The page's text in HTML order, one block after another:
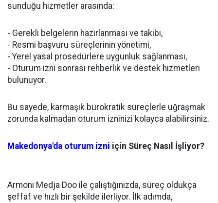
sunduğu hizmetler arasında:
- Gerekli belgelerin hazırlanması ve takibi,
- Resmi başvuru süreçlerinin yönetimi,
- Yerel yasal prosedürlere uygunluk sağlanması,
- Oturum izni sonrası rehberlik ve destek hizmetleri
bulunuyor.
Bu sayede, karmaşık bürokratik süreçlerle uğraşmak
zorunda kalmadan oturum izninizi kolayca alabilirsiniz.
Makedonya'da oturum izni için Süreç Nasıl İşliyor?
Armoni Medja Doo ile çalıştığınızda, süreç oldukça
şeffaf ve hızlı bir şekilde ilerliyor. İlk adımda,